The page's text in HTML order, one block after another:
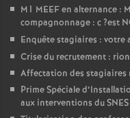
M1 MEEFen alternance :
compagnonnage : c?est
Enquête stagiaires : votre
Crise du recrutement :
Affectation des stagiaires
Prime Spéciale
aux interventions duSNES